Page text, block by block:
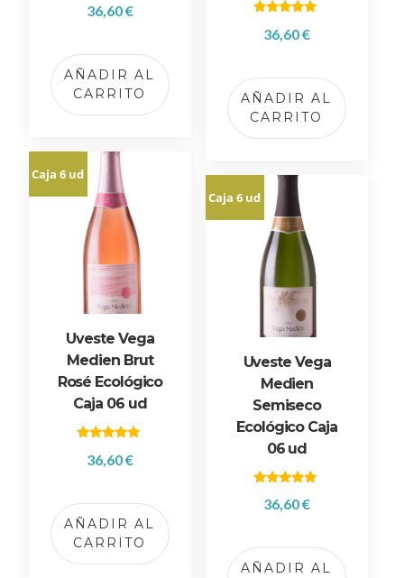
36,60€
AÑADIR AL
CARRITO
con36,60€
AÑADIR AL
CARRITO
Caja 6 ud
Uveste Vega
Medien Brut
Rosé Ecológico
Caja 06 ud
con36,60€
AÑADIR AL
CARRITO
Caja 6 ud
Uveste Vega
Medien
Semiseco
Ecológico Caja
06 ud
con36,60€
AÑADIR AL